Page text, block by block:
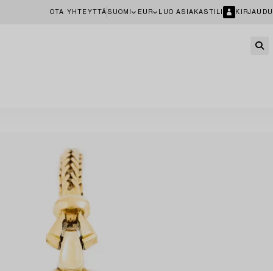
OTA YHTEYTTÄ SUOMI EUR LUO ASIAKASTILI KIRJAUDU